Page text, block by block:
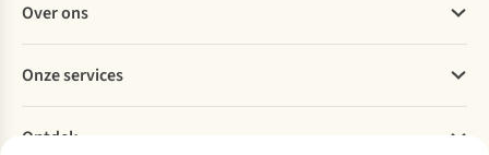
Bestellen
Betalen
Levering
Retourneren
Bestelling herroepen
Over ons
Explore More
Verantwoord ondernemen
Over Ayacucho
Onze services
Ontdek